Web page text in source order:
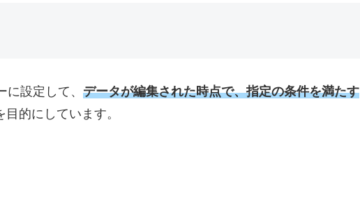
設定して、 データが編集された時点で、指定の条件を満たす
目的にしています。